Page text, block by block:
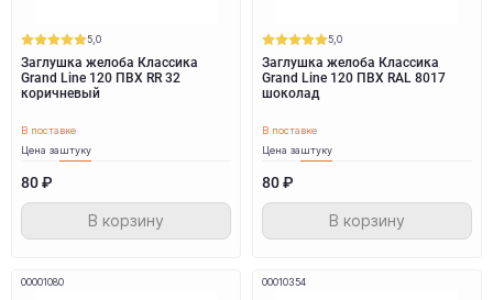
5,0
Заглушка желоба Классика
Grand Line 120 ПВХ RR 32
коричневый
В поставке
Цена заштуку
80 ₽
В корзину
5,0
Заглушка желоба Классика
Grand Line 120 ПВХ RAL 8017
шоколад
В поставке
Цена заштуку
80 ₽
В корзину
00001080 00010354